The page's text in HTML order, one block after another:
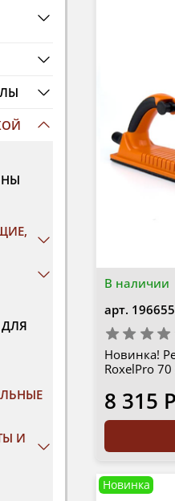
В наличии
арт. 196655
Новинка!
RoxelPro
8 315
Новинка
И